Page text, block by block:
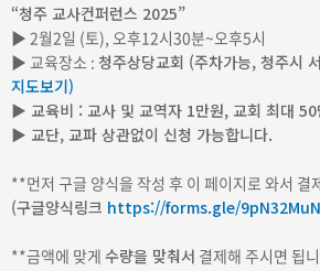
“청주 교사컨퍼런스 2025”
▶ 2월2일 (토), 오후12시30분~오후5시
▶ 교육장소 : 청주상당교회 (주차가능, 청주시
지도보기)
▶ 교육비 : 교사 및 교역자 1만원, 교회 최대 50
▶ 교단, 교파 상관없이 신청 가능합니다.
**먼저 구글 양식을 작성 후 이 페이지로 와서 결
(구글양식링크 https://forms.gle/
**금액에 맞게 수량을 맞춰서 결제해 주시면 됩